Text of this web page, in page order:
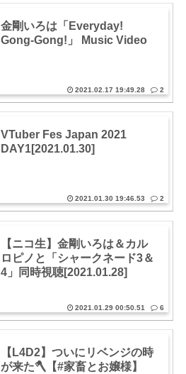
金剛いろは「Everyday!
Gong-Gong!」 Music Video
2021.02.17 19:49.28 2
VTuber Fes Japan 2021
DAY1[2021.01.30]
2021.01.30 19:46.53 2
【ニコ生】金剛いろは＆カル
ロピノと「シャークネード3＆
4」同時視聴[2021.01.28]
2021.01.29 00:50.51 6
【L4D2】ついにリベンジの時
が来た🪓【#家畜とお嬢様​】